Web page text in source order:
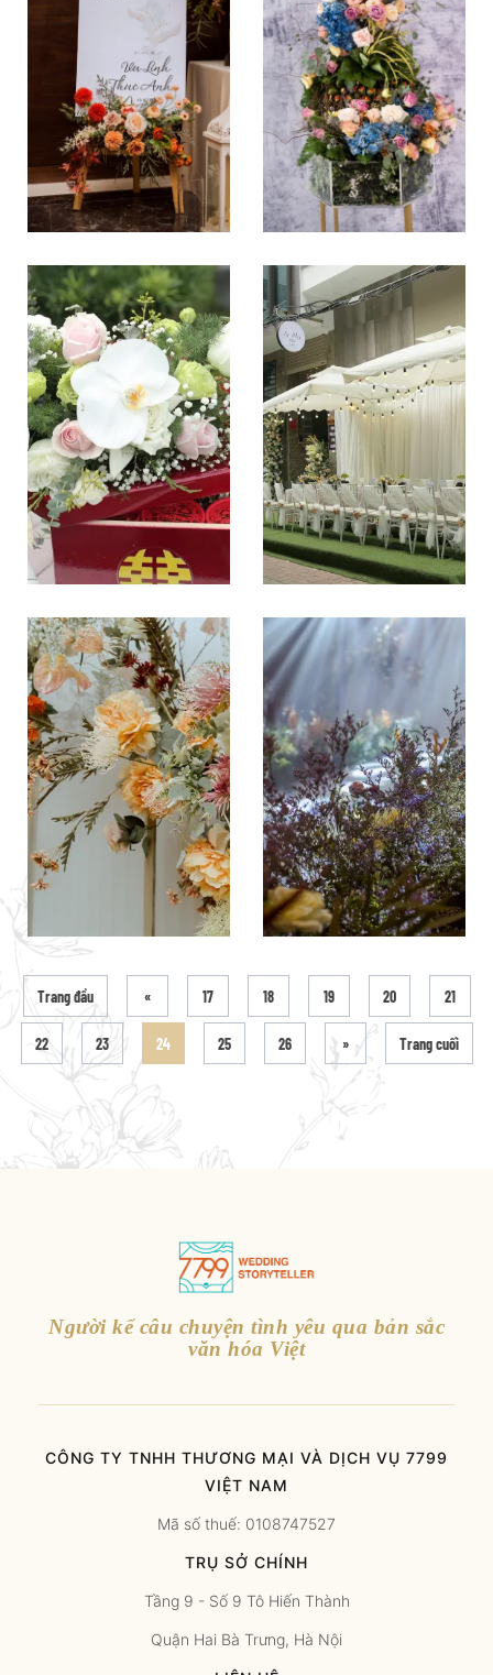
Trang đầu « 17 18 19 20 21
22 23 24 25 26 » Trang cuối
Người kể câu chuyện tình yêu qua bản sắc
văn hóa Việt
CÔNG TY TNHH THƯƠNG MẠI VÀ DỊCH VỤ 7799
VIỆT NAM
Mã số thuế: 0108747527
TRỤ SỞ CHÍNH
Tầng 9 - Số 9 Tô Hiến Thành
Quận Hai Bà Trưng, Hà Nội